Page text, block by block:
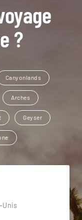
?
Canyonlands
Arches
Geyser
Unis